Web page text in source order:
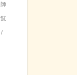
/